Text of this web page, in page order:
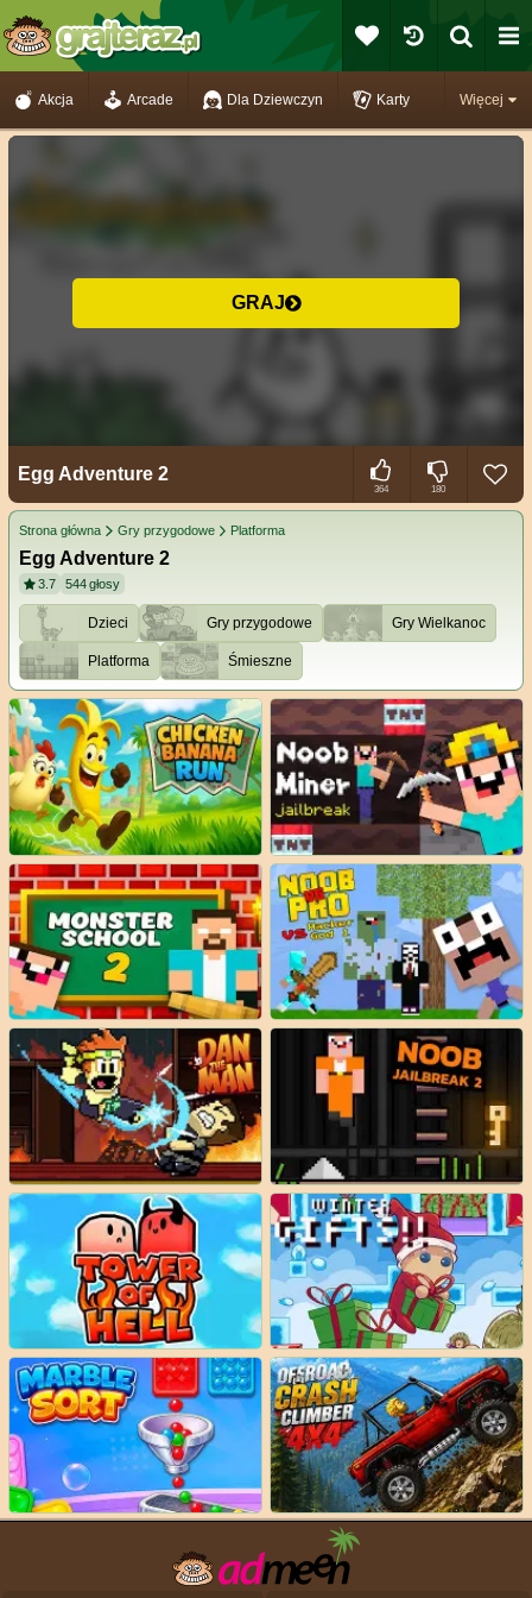
Więcej
Akcja Arcade Dla Dziewczyn Karty
GRAJ
Egg Adventure 2
364 180
Strona główna Gry przygodowe Platforma
Egg Adventure 2
3.7 544głosy
Dzieci Gry przygodowe Gry Wielkanoc
Platforma Śmieszne